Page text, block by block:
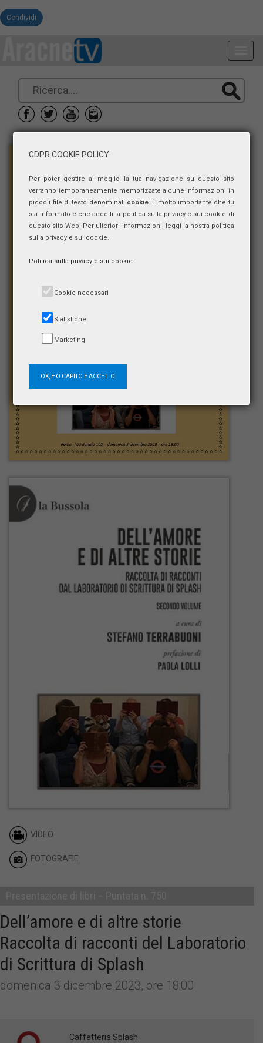
Condividi
VIDEO
FOTOGRAFIE
Dell’amore e di altre storie
Raccolta di racconti del Laboratorio
di Scrittura di Splash
domenica 3 dicembre 2023, ore 18:00
Caffetteria Splash
GDPR COOKIE POLICY
Per poter gestire al meglio la tua navigazione su questo sito
verranno temporaneamente memorizzate alcune informazioni in
piccoli file di testo denominati cookie . È molto importante che tu
sia informato e che accetti la politica sulla privacy e sui cookie di
questo sito Web. Per ulteriori informazioni, leggi la nostra politica
sulla privacy e sui cookie.
Politica sulla privacy e sui cookie
Cookie necessari
Statistiche
Marketing
OK, HO CAPITO E ACCETTO